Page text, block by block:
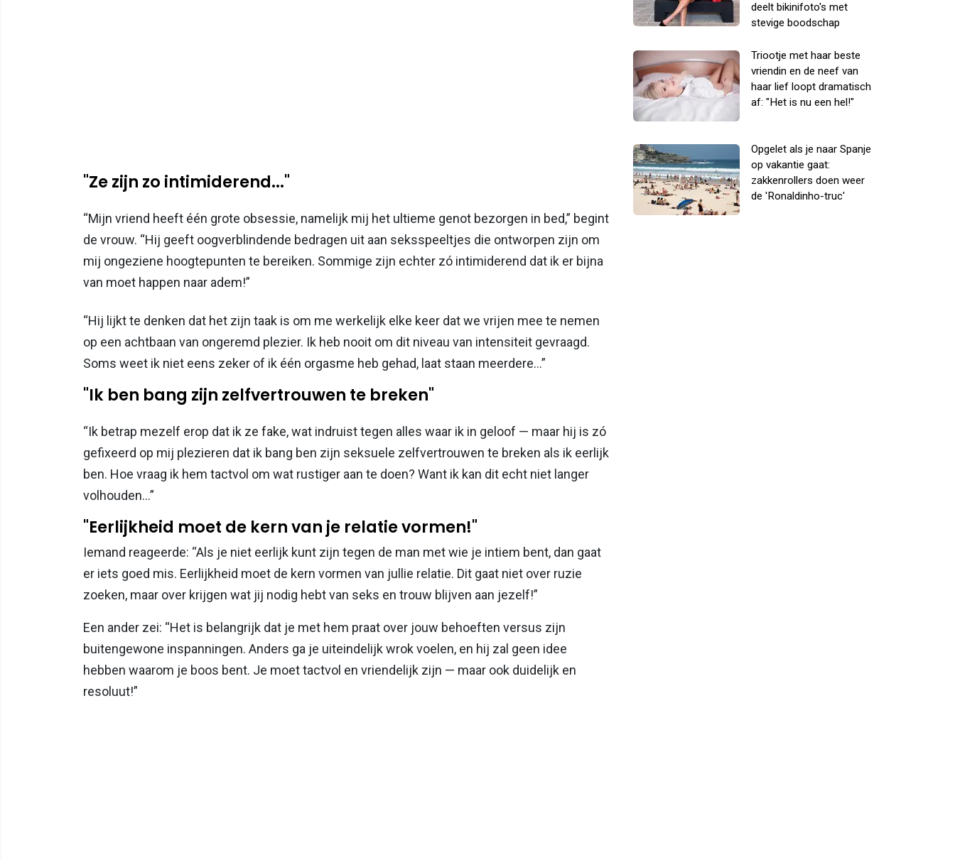
"Ze zijn zo intimiderend..."
“Mijn vriend heeft één grote obsessie, namelijk mij het ultieme genot bezorgen in bed,” begint
de vrouw. “Hij geeft oogverblindende bedragen uit aan seksspeeltjes die ontworpen zijn om
mij ongeziene hoogtepunten te bereiken. Sommige zijn echter zó intimiderend dat ik er bijna
van moet happen naar adem!”
“Hij lijkt te denken dat het zijn taak is om me werkelijk elke keer dat we vrijen mee te nemen
op een achtbaan van ongeremd plezier. Ik heb nooit om dit niveau van intensiteit gevraagd.
Soms weet ik niet eens zeker of ik één orgasme heb gehad, laat staan meerdere…”
"Ik ben bang zijn zelfvertrouwen te breken"
“Ik betrap mezelf erop dat ik ze fake, wat indruist tegen alles waar ik in geloof — maar hij is zó
gefixeerd op mij plezieren dat ik bang ben zijn seksuele zelfvertrouwen te breken als ik eerlijk
ben. Hoe vraag ik hem tactvol om wat rustiger aan te doen? Want ik kan dit echt niet langer
volhouden…”
"Eerlijkheid moet de kern van je relatie vormen!"
Iemand reageerde: “Als je niet eerlijk kunt zijn tegen de man met wie je intiem bent, dan gaat
er iets goed mis. Eerlijkheid moet de kern vormen van jullie relatie. Dit gaat niet over ruzie
zoeken, maar over krijgen wat jij nodig hebt van seks en trouw blijven aan jezelf!”
Een ander zei: “Het is belangrijk dat je met hem praat over jouw behoeften versus zijn
buitengewone inspanningen. Anders ga je uiteindelijk wrok voelen, en hij zal geen idee
hebben waarom je boos bent. Je moet tactvol en vriendelijk zijn — maar ook duidelijk en
resoluut!”
deelt bikinifoto's met
stevige boodschap
Triootje met haar beste
vriendin en de neef van
haar lief loopt dramatisch
af: "Het is nu een hel!"
Opgelet als je naar Spanje
op vakantie gaat:
zakkenrollers doen weer
de 'Ronaldinho-truc'